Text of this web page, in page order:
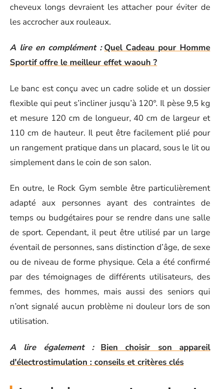
cheveux longs devraient les attacher pour éviter de
les accrocher aux rouleaux.
A lire en complément : Quel Cadeau pour Homme
Sportif offre le meilleur effet waouh ?
Le banc est conçu avec un cadre solide et un dossier
flexible qui peut s’incliner jusqu’à 120°. Il pèse 9,5 kg
et mesure 120 cm de longueur, 40 cm de largeur et
110 cm de hauteur. Il peut être facilement plié pour
un rangement pratique dans un placard, sous le lit ou
simplement dans le coin de son salon.
En outre, le Rock Gym semble être particulièrement
adapté aux personnes ayant des contraintes de
temps ou budgétaires pour se rendre dans une salle
de sport. Cependant, il peut être utilisé par un large
éventail de personnes, sans distinction d’âge, de sexe
ou de niveau de forme physique. Cela a été confirmé
par des témoignages de différents utilisateurs, des
femmes, des hommes, mais aussi des seniors qui
n’ont signalé aucun problème ni douleur lors de son
utilisation.
A lire également :
Bien choisir son appareil
d'électrostimulation : conseils et critères clés